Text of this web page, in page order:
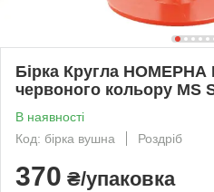
Бірка Кругла НОМЕРНА
червоного кольору MS
В наявності
Код: бірка вушна
Роздріб
370 ₴/упаковка